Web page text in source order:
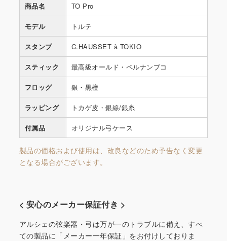
商品名 TO Pro
モデル トルテ
スタンプ C.HAUSSET à TOKIO
スティック 最高級オールド・ペルナンブコ
フロッグ 銀・黒檀
ラッピング トカゲ皮・銀線/銀糸
付属品 オリジナル弓ケース
製品の価格および使用は、改良などのため予告なく変更
となる場合がございます。
< 安心のメーカー保証付き >
アルシェの弦楽器・弓は万が一のトラブルに備え、すべ
ての製品に「メーカー一年保証」をお付けしておりま